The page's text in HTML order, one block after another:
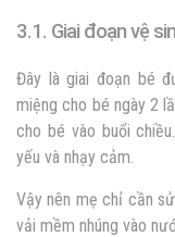
3.1. Giai đoạn vệ
Đây là giai đoạn bé
miệng cho bé ngày 2
cho bé vào buổi
yếu và nhạy cảm.
Vậy nên mẹ chỉ cần
vải mềm nhúng vào